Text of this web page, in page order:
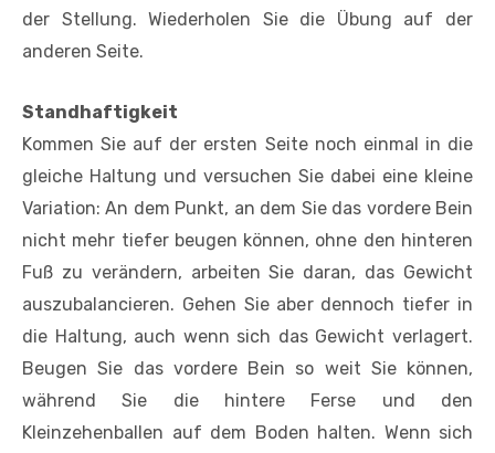
der Stellung. Wiederholen Sie die Übung auf der
anderen Seite.
Standhaftigkeit
Kommen Sie auf der ersten Seite noch einmal in die
gleiche Haltung und versuchen Sie dabei eine kleine
Variation: An dem Punkt, an dem Sie das vordere Bein
nicht mehr tiefer beugen können, ohne den hinteren
Fuß zu verändern, arbeiten Sie daran, das Gewicht
auszubalancieren. Gehen Sie aber dennoch tiefer in
die Haltung, auch wenn sich das Gewicht verlagert.
Beugen Sie das vordere Bein so weit Sie können,
während Sie die hintere Ferse und den
Kleinzehenballen auf dem Boden halten. Wenn sich